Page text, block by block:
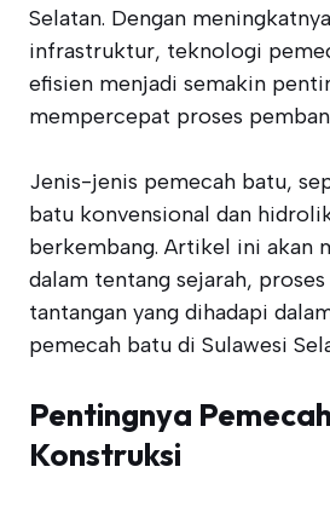
Selatan. Dengan
infrastruktur, teknologi
efisien menjadi semakin
mempercepat proses
Jenis-jenis pemecah batu,
batu konvensional dan
berkembang. Artikel ini akan
dalam tentang sejarah,
tantangan yang dihadapi
pemecah batu di Sulawesi
Pentingnya
Konstruksi